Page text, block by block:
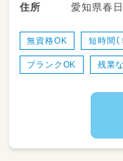
住所
愛知県春
無資格OK 短時間（
ブランクOK 残業